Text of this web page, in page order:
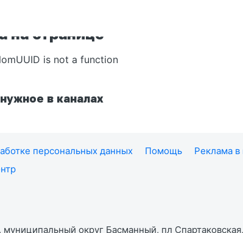
на странице
is not a function
в каналах
персональных данных Помощь Реклама
округ Басманный, пл